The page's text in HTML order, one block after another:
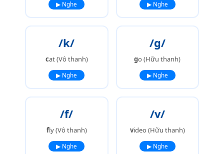
▶ Nghe ▶ Nghe
/k/
cat (Vô thanh)
▶ Nghe
/g/
go (Hữu thanh)
▶ Nghe
/f/
fly (Vô thanh)
▶ Nghe
/v/
video (Hữu thanh)
▶ Nghe